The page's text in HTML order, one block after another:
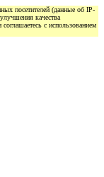
посетителей (данные об IP-
качества
с использованием